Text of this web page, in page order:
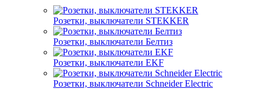
Розетки, выключатели STEKKER
Розетки, выключатели Белтиз
Розетки, выключатели EKF
Розетки, выключатели Schneider Electric